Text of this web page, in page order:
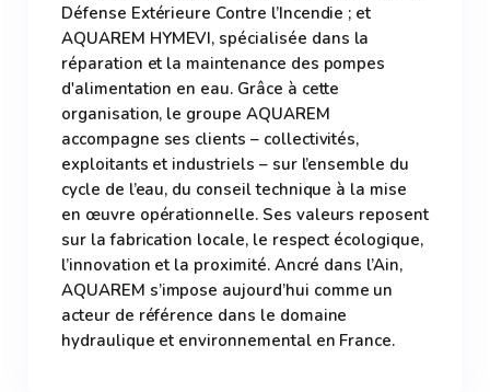
Défense Extérieure Contre l’Incendie ; et
AQUAREM HYMEVI, spécialisée dans la
réparation et la maintenance des pompes
d'alimentation en eau. Grâce à cette
organisation, le groupe AQUAREM
accompagne ses clients – collectivités,
exploitants et industriels – sur l’ensemble du
cycle de l’eau, du conseil technique à la mise
en œuvre opérationnelle. Ses valeurs reposent
sur la fabrication locale, le respect écologique,
l’innovation et la proximité. Ancré dans l’Ain,
AQUAREM s’impose aujourd’hui comme un
acteur de référence dans le domaine
hydraulique et environnemental en France.